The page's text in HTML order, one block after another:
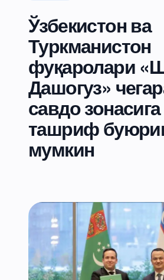
Ўзбекистон ва
Туркманистон
фуқаролари
Дашогуз»
савдо
ташриф
мумкин